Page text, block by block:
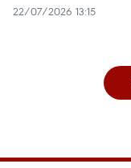
22/07/2026 13:15